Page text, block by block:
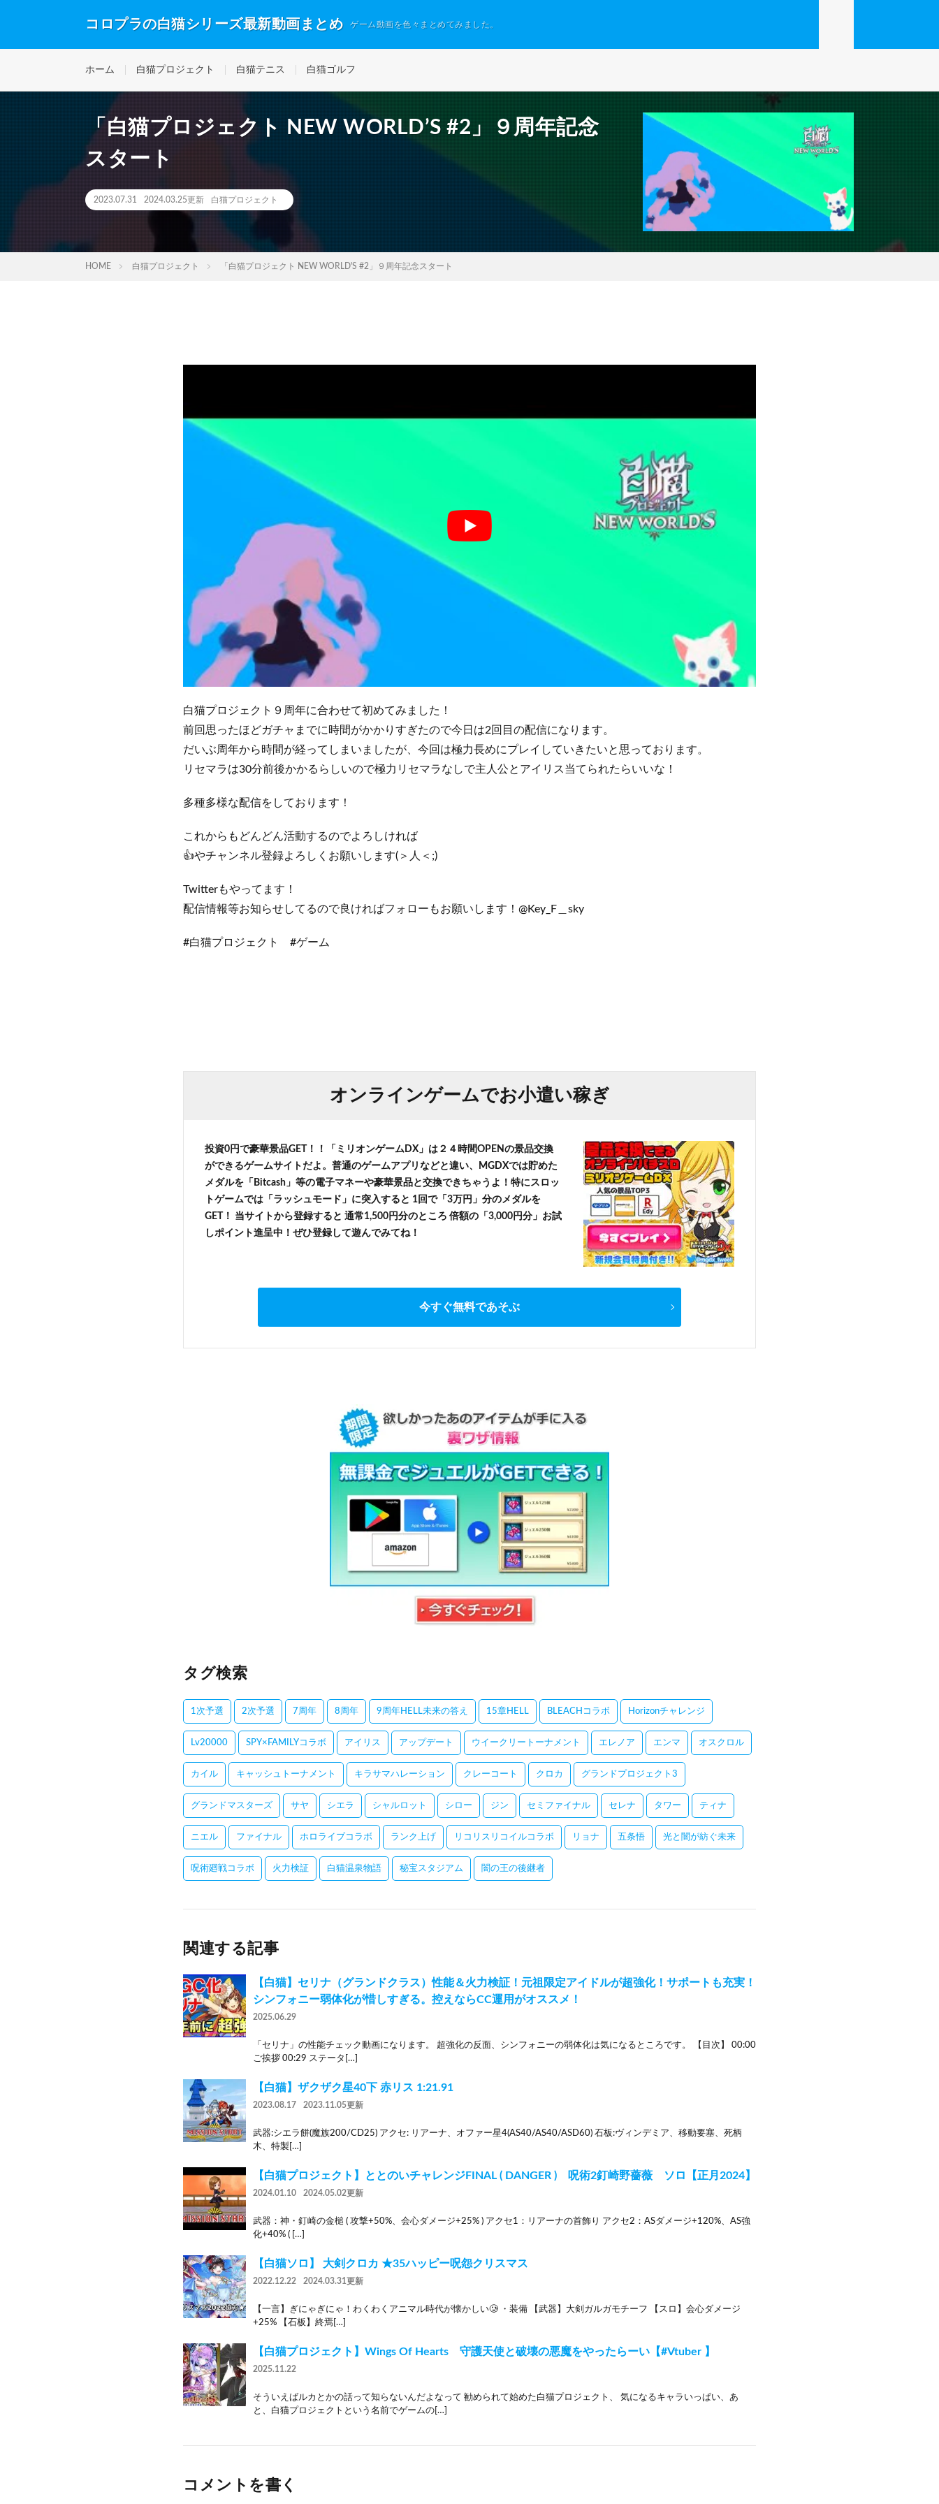
コロプラの白猫シリーズ最新動画まとめ ゲーム動画を色々まとめてみました。
ホーム 白猫プロジェクト 白猫テニス 白猫ゴルフ
「白猫プロジェクト NEW WORLD’S #2」９周年記念
スタート
2023.07.31 2024.03.25更新 白猫プロジェクト
HOME 白猫プロジェクト 「白猫プロジェクト NEW WORLD'S #2」９周年記念スタート
白猫プロジェクト９周年に合わせて初めてみました！
前回思ったほどガチャまでに時間がかかりすぎたので今日は2回目の配信になります。
だいぶ周年から時間が経ってしまいましたが、今回は極力長めにプレイしていきたいと思っております。
リセマラは30分前後かかるらしいので極力リセマラなしで主人公とアイリス当てられたらいいな！
多種多様な配信をしております！
これからもどんどん活動するのでよろしければ
👍やチャンネル登録よろしくお願いします(＞人＜;)
Twitterもやってます！
配信情報等お知らせしてるので良ければフォローもお願いします！@Key_F＿sky
#白猫プロジェクト #ゲーム
オンラインゲームでお小遣い稼ぎ
投資0円で豪華景品GET！！「ミリオンゲームDX」は２４時間OPENの景品交換
ができるゲームサイトだよ。普通のゲームアプリなどと違い、MGDXでは貯めた
メダルを「Bitcash」等の電子マネーや豪華景品と交換できちゃうよ！特にスロッ
トゲームでは「ラッシュモード」に突入すると 1回で「3万円」分のメダルを
GET！ 当サイトから登録すると 通常1,500円分のところ 倍額の「3,000円分」お試
しポイント進呈中！ぜひ登録して遊んでみてね！
今すぐ無料であそぶ
タグ検索
1次予選 2次予選 7周年 8周年 9周年HELL未来の答え 15章HELL BLEACHコラボ Horizonチャレンジ
Lv20000 SPY×FAMILYコラボ アイリス アップデート ウイークリートーナメント エレノア エンマ オスクロル
カイル キャッシュトーナメント キラサマハレーション クレーコート クロカ グランドプロジェクト3
グランドマスターズ サヤ シエラ シャルロット シロー ジン セミファイナル セレナ タワー ティナ
ニエル ファイナル ホロライブコラボ ランク上げ リコリスリコイルコラボ リョナ 五条悟 光と闇が紡ぐ未来
呪術廻戦コラボ 火力検証 白猫温泉物語 秘宝スタジアム 闇の王の後継者
関連する記事
【白猫】セリナ（グランドクラス）性能＆火力検証！元祖限定アイドルが超強化！サポートも充実！
シンフォニー弱体化が惜しすぎる。控えならCC運用がオススメ！
2025.06.29
「セリナ」の性能チェック動画になります。 超強化の反面、シンフォニーの弱体化は気になるところです。 【目次】 00:00
ご挨拶 00:29 ステータ[…]
【白猫】ザクザク星40下 赤リス 1:21.91
2023.08.17 2023.11.05更新
武器:シエラ餅(魔族200/CD25) アクセ: リアーナ、オファー星4(AS40/AS40/ASD60) 石板:ヴィンデミア、移動要塞、死柄
木、特製[…]
【白猫プロジェクト】ととのいチャレンジFINAL ( DANGER ) 呪術2釘崎野薔薇 ソロ【正月2024】
2024.01.10 2024.05.02更新
武器：神・釘崎の金槌 ( 攻撃+50%、会心ダメージ+25% ) アクセ1：リアーナの首飾り アクセ2：ASダメージ+120%、AS強
化+40% ( […]
【白猫ソロ】 大剣クロカ ★35ハッピー呪怨クリスマス
2022.12.22 2024.03.31更新
【一言】ぎにゃぎにゃ！わくわくアニマル時代が懐かしい🥲 ・装備 【武器】大剣ガルガモチーフ 【スロ】会心ダメージ
+25% 【石板】終焉[…]
【白猫プロジェクト】Wings Of Hearts 守護天使と破壊の悪魔をやったらーい【#Vtuber 】
2025.11.22
そういえばルカとかの話って知らないんだよなって 勧められて始めた白猫プロジェクト、 気になるキャラいっぱい、あ
と、白猫プロジェクトという名前でゲームの[…]
コメントを書く